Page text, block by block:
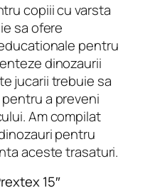
copiii cu varsta
sa ofere
pentru
dinozaurii
jucarii trebuie sa
a preveni
Am compilat
pentru
aceste trasaturi.
15″